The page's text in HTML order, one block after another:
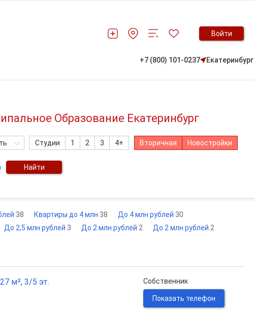
Войти
+7 (800) 101-0237 Екатеринбург
Образование Екатеринбург
Студии 1 2 3 4+ Вторичная Новостройки
Найти
38 Квартиры до 4 млн 38 До 4 млн рублей 30
До 2,5 млн рублей 3 До 2 млн рублей 2 До 2 млн рублей 2
м², 3/5 эт. Собственник
Показать телефон